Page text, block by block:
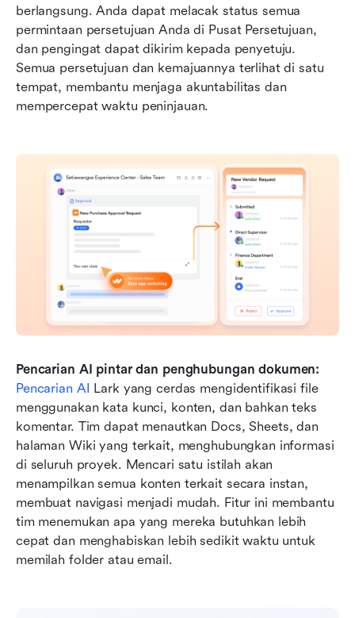
berlangsung. Anda dapat melacak status semua
permintaan persetujuan Anda di Pusat Persetujuan,
dan pengingat dapat dikirim kepada penyetuju.
Semua persetujuan dan kemajuannya terlihat di satu
tempat, membantu menjaga akuntabilitas dan
mempercepat waktu peninjauan.
Pencarian AI pintar dan penghubungan dokumen:
Pencarian AI
Lark yang cerdas mengidentifikasi file
menggunakan kata kunci, konten, dan bahkan teks
komentar. Tim dapat menautkan Docs, Sheets, dan
halaman Wiki yang terkait, menghubungkan informasi
di seluruh proyek. Mencari satu istilah akan
menampilkan semua konten terkait secara instan,
membuat navigasi menjadi mudah. Fitur ini membantu
tim menemukan apa yang mereka butuhkan lebih
cepat dan menghabiskan lebih sedikit waktu untuk
memilah folder atau email.